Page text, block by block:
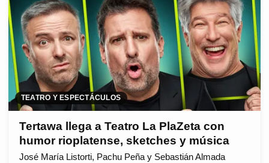
TEATRO Y ESPECTÁCULOS
Tertawa llega a Teatro La PlaZeta con
humor rioplatense, sketches y música
José María Listorti, Pachu Peña y Sebastián Almada